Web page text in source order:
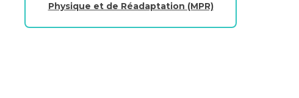
Physique et de Réadaptation (MPR)